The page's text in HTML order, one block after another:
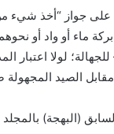
على جواز “أخذ شيء
ماء أو واد أو
لولا اعتبار
الصيد
(البهجة)